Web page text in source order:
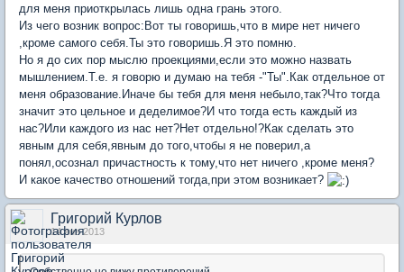
для меня приоткрылась лишь одна грань этого.
Из чего возник вопрос:Вот ты говоришь,что в мире нет ничего
,кроме самого себя.Ты это говоришь.Я это помню.
Но я до сих пор мыслю проекциями,если это можно назвать
мышлением.Т.е. я говорю и думаю на тебя -"Ты".Как отдельное от
меня образование.Иначе бы тебя для меня небыло,так?Что тогда
значит это цельное и деделимое?И что тогда есть каждый из
нас?Или каждого из нас нет?Нет отдельно!?Как сделать это
явным для себя,явным до того,чтобы я не поверил,а
понял,осознал причастность к тому,что нет ничего ,кроме меня?
И какое качество отношений тогда,при этом возникает?
Григорий Курлов
14 янв 2013